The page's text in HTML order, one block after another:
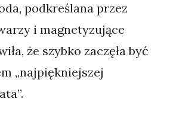
podkreślana przez
i magnetyzujące
że szybko zaczęła być
„najpiękniejszej